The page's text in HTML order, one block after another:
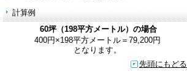
計算例
60坪（198平方メートル）の場合
400円×198平方メートル＝79,200円
となります。
先頭にもどる